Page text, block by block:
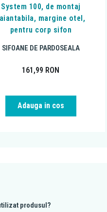
System 100, de montaj
margine otel,
pentru corp sifon
SIFOANE DE PARDOSEALA
161,99 RON
Adauga in cos
produsul?